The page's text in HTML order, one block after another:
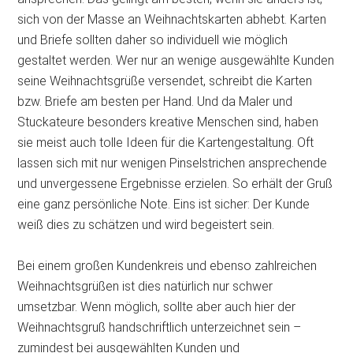
sich von der Masse an Weihnachtskarten abhebt. Karten
und Briefe sollten daher so individuell wie möglich
gestaltet werden. Wer nur an wenige ausgewählte Kunden
seine Weihnachtsgrüße versendet, schreibt die Karten
bzw. Briefe am besten per Hand. Und da Maler und
Stuckateure besonders kreative Menschen sind, haben
sie meist auch tolle Ideen für die Kartengestaltung. Oft
lassen sich mit nur wenigen Pinselstrichen ansprechende
und unvergessene Ergebnisse erzielen. So erhält der Gruß
eine ganz persönliche Note. Eins ist sicher: Der Kunde
weiß dies zu schätzen und wird begeistert sein.
Bei einem großen Kundenkreis und ebenso zahlreichen
Weihnachtsgrüßen ist dies natürlich nur schwer
umsetzbar. Wenn möglich, sollte aber auch hier der
Weihnachtsgruß handschriftlich unterzeichnet sein –
zumindest bei ausgewählten Kunden und